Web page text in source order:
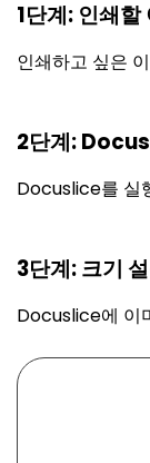
1단계: 인쇄할
인쇄하고 싶은
2단계:
Docuslice를 실
3단계: 크기
Docuslice에 이